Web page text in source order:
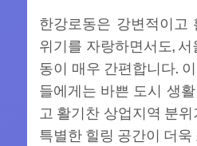
한강로동은 강변적이고
위기를 자랑하면서도,
동이 매우 간편합니다.
들에게는 바쁜 도시 생
고 활기찬 상업지역 분
특별한 힐링 공간이 더